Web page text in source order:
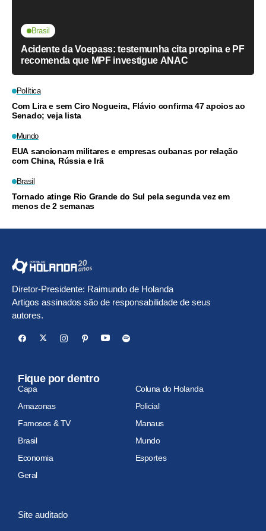
Brasil
Acidente da Voepass: testemunha cita propina e PF
recomenda que MPF investigue ANAC
Política
Com Lira e sem Ciro Nogueira, Flávio confirma 47 apoios ao
Senado; veja lista
Mundo
EUA sancionam militares e empresas cubanas por relação
com China, Rússia e Irã
Brasil
Tornado atinge Rio Grande do Sul pela segunda vez em
menos de 2 semanas
Diretor-Presidente: Raimundo de Holanda
Artigos assinados são de responsabilidade de seus
autores.
Fique por dentro
Capa
Coluna do Holanda
Amazonas
Policial
Famosos & TV
Manaus
Brasil
Mundo
Economia
Esportes
Geral
Site auditado